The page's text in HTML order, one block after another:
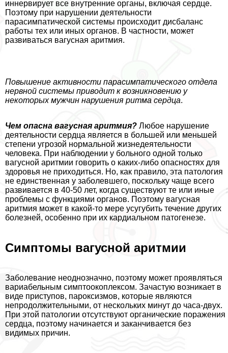
иннервирует все внутренние органы, включая сердце.
Поэтому при нарушении деятельности
парасимпатической системы происходит дисбаланс
работы тех или иных органов. В частности, может
развиваться вагусная аритмия.
Повышение активности парасимпатического отдела
нервной системы приводит к возникновению у
некоторых мужчин нарушения ритма сердца.
Чем опасна вагусная аритмия? Любое нарушение
деятельности сердца является в большей или меньшей
степени угрозой нормальной жизнедеятельности
человека. При наблюдении у больного одной только
вагусной аритмии говорить о каких-либо опасностях для
здоровья не приходиться. Но, как правило, эта патология
не единственная у заболевшего, поскольку чаще всего
развивается в 40-50 лет, когда существуют те или иные
проблемы с функциями органов. Поэтому вагусная
аритмия может в какой-то мере усугубить течение других
болезней, особенно при их кардиальном патогенезе.
Симптомы вагусной аритмии
Заболевание неоднозначно, поэтому может проявляться
вариабельным симптоокоплексом. Зачастую возникает в
виде приступов, пароксизмов, которые являются
непродолжительными, от нескольких минут до часа-двух.
При этой патологии отсутствуют органические поражения
сердца, поэтому начинается и заканчивается без
видимых причин.